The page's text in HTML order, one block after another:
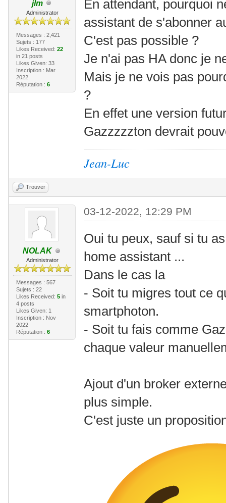
jlm
Administrator
Messages : 2,421
Sujets : 177
Likes Received: 22
in 21 posts
Likes Given: 33
Inscription : Mar
2022
Réputation : 6
En attendant, pourquoi
assistant de s'abonner
C'est pas possible ?
Je n'ai pas HA donc je
Mais je ne vois pas
?
En effet une version
Gazzzzzton devrait
Jean-Luc
Trouver
NOLAK
Administrator
Messages : 567
Sujets : 22
Likes Received: 5in
4 posts
Likes Given: 1
Inscription : Nov
2022
Réputation : 6
03-12-2022, 12:29 PM
Oui tu peux, sauf si tu
home assistant ...
Dans le cas la
- Soit tu migres tout ce
smartphoton.
- Soit tu fais comme
chaque valeur
Ajout d'un broker
plus simple.
C'est juste un